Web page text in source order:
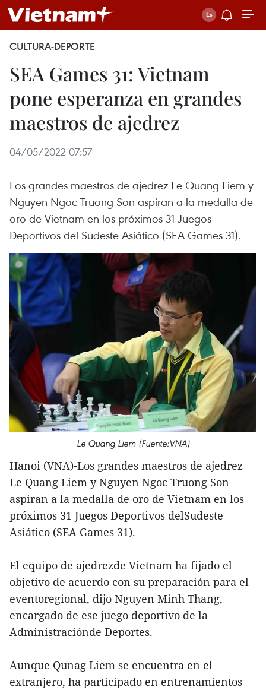
CULTURA-DEPORTE
SEA Games 31: Vietnam
pone esperanza en grandes
maestros de ajedrez
04/05/2022 07:57
Los grandes maestros de ajedrez Le Quang Liem y
Nguyen Ngoc Truong Son aspiran a la medalla de
oro de Vietnam en los próximos 31 Juegos
Deportivos del Sudeste Asiático (SEA Games 31).
Le Quang Liem (Fuente:VNA)
Hanoi (VNA)-Los grandes maestros de ajedrez
Le Quang Liem y Nguyen Ngoc Truong Son
aspiran a la medalla de oro de Vietnam en los
próximos 31 Juegos Deportivos delSudeste
Asiático (SEA Games 31).
El equipo de ajedrezde Vietnam ha fijado el
objetivo de acuerdo con su preparación para el
eventoregional, dijo Nguyen Minh Thang,
encargado de ese juego deportivo de la
Administraciónde Deportes.
Aunque Qunag Liem se encuentra en el
extranjero, ha participado en entrenamientos